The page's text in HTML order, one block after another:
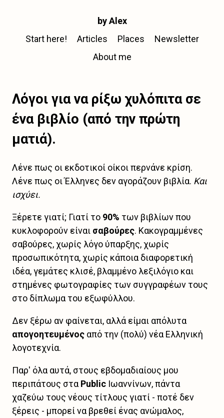
by Alex
Start here!
Articles Places
Newsletter
About me
Λόγοι για να ρίξω χυλόπιτα σε
ένα βιβλίο (από την πρώτη
ματιά).
Λένε πως οι εκδοτικοί οίκοι περνάνε κρίση.
Λένε πως οι Έλληνες δεν αγοράζουν βιβλία. Και
ισχύει.
Ξέρετε γιατί; Γιατί το 90% των βιβλίων που
κυκλοφορούν είναι σαβούρες. Kακογραμμένες
σαβούρες, χωρίς λόγο ύπαρξης, χωρίς
προσωπικότητα, χωρίς κάποια διαφορετική
ιδέα, γεμάτες κλισέ, βλαμμένο λεξιλόγιο και
στημένες φωτογραφίες των συγγραφέων τους
στο δίπλωμα του εξωφύλλου.
Δεν ξέρω αν φαίνεται, αλλά είμαι απόλυτα
απογοητευμένος από την (πολύ) νέα Ελληνική
λογοτεχνία.
Παρ' όλα αυτά, στους εβδομαδιαίους μου
περιπάτους στα Public Ιωαννίνων, πάντα
χαζεύω τους νέους τίτλους γιατί - ποτέ δεν
ξέρεις - μπορεί να βρεθεί ένας ανώμαλος,